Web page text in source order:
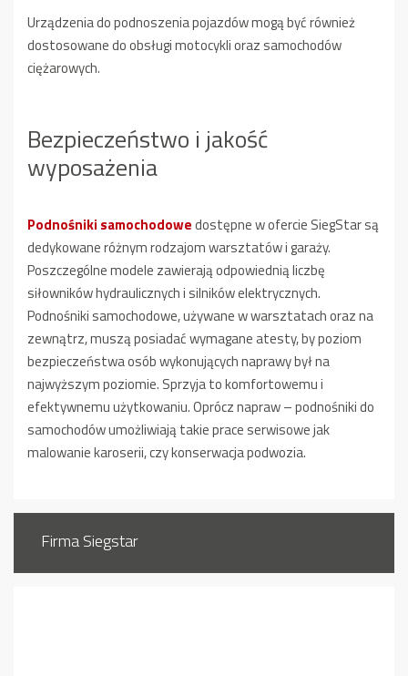
Urządzenia do podnoszenia pojazdów mogą być również
dostosowane do obsługi motocykli oraz samochodów
ciężarowych.
Bezpieczeństwo i jakość
wyposażenia
Podnośniki samochodowedostępne w ofercie SiegStar są
dedykowane różnym rodzajom warsztatów i garaży.
Poszczególne modele zawierają odpowiednią liczbę
siłowników hydraulicznych i silników elektrycznych.
Podnośniki samochodowe, używane w warsztatach oraz na
zewnątrz, muszą posiadać wymagane atesty, by poziom
bezpieczeństwa osób wykonujących naprawy był na
najwyższym poziomie. Sprzyja to komfortowemu i
efektywnemu użytkowaniu. Oprócz napraw – podnośniki do
samochodów umożliwiają takie prace serwisowe jak
malowanie karoserii, czy konserwacja podwozia.
Firma Siegstar